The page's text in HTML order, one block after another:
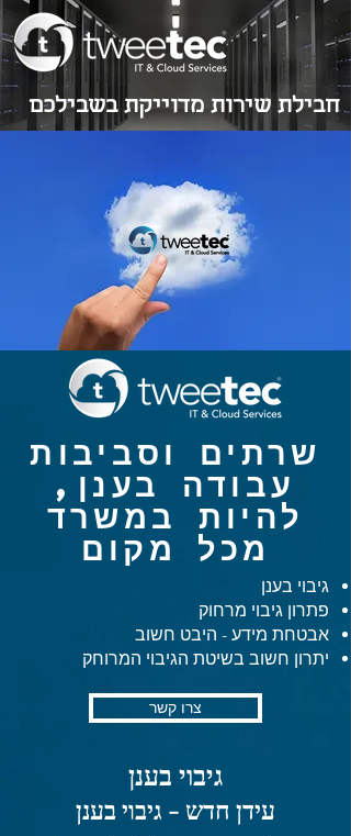
חבילת שירות מדוייקת בשבילכם
שרתים וסביבות
עבודה בענן,
להיות במשרד
מכל מקום
גיבוי בענן
פתרון גיבוי מרחוק
אבטחת מידע - היבט חשוב
יתרון חשוב בשיטת הגיבוי המרוחק
צרו קשר
גיבוי בענן
עידן חדש - גיבוי בענן